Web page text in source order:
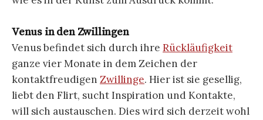
Venus in den Zwillingen
Venus befindet sich durch ihre Rückläufigkeit
ganze vier Monate in dem Zeichen der
kontaktfreudigen Zwillinge. Hier ist sie gesellig,
liebt den Flirt, sucht Inspiration und Kontakte,
will sich austauschen. Dies wird sich derzeit wohl